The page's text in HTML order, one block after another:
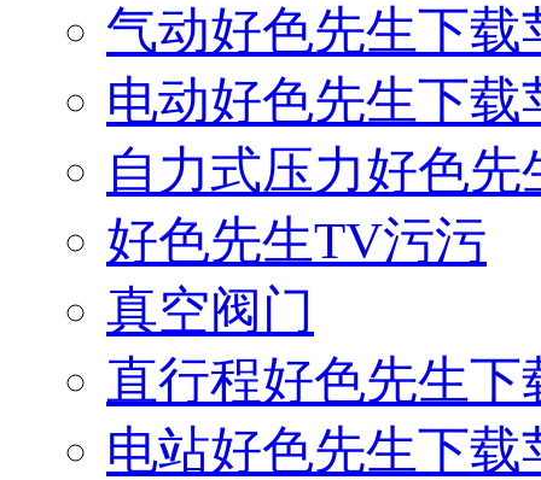
气动好色先生下
电动好色先生下
自力式压力好色
好色先生TV污污
真空阀门
直行程好色先生
电站好色先生下